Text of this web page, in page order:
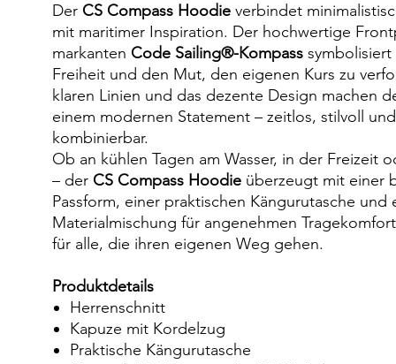
Der CS Compass Hoodieverbindet
mit maritimer Inspiration. Der hochwertige
markanten Code Sailing®-Kompasssymbolisiert
Freiheit und den Mut, den eigenen Kurs zu
klaren Linien und das dezente Design machen
einem modernen Statement – zeitlos, stilvoll
kombinierbar.
Ob an kühlen Tagen am Wasser, in der Freizeit
– der CS Compass Hoodieüberzeugt mit einer
Passform, einer praktischen Kängurutasche und
Materialmischung für angenehmen
für alle, die ihren eigenen Weg gehen.
Produktdetails
Herrenschnitt
Kapuze mit Kordelzug
Praktische Kängurutasche